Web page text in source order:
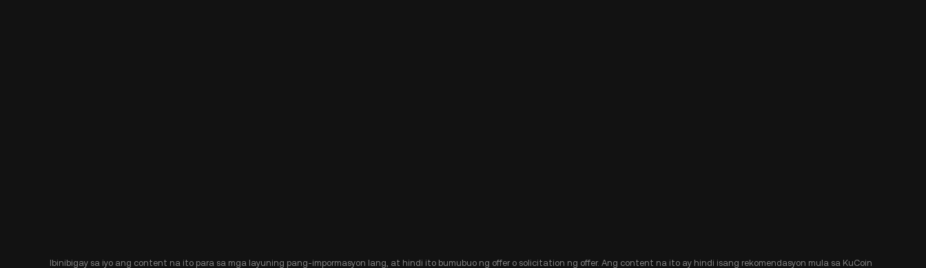
Ibinibigay sa iyo ang content na ito para sa mga layuning pang-impormasyon lang, at hindi ito bumubuo ng offer o solicitation ng offer. Ang content na ito ay hindi isang rekomendasyon mula sa KuCoin